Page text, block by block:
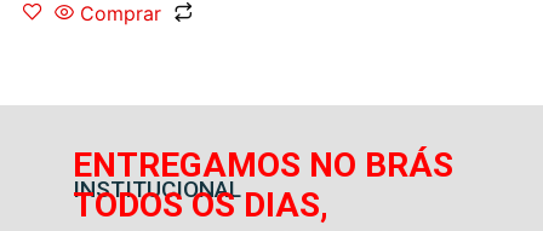
Comprar
INSTITUCIONAL
ENTREGAMOS NO BRÁS
TODOS OS DIAS,